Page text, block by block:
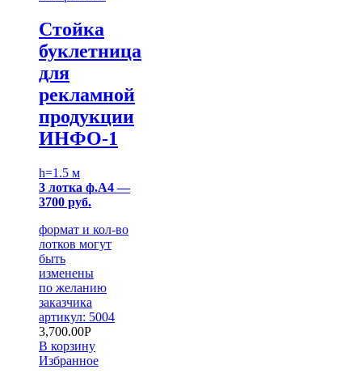
Стойка
буклетница
для
рекламной
продукции
ИНФО-1
h=1.5 м
3 лотка ф.А4 —
3700 руб.
формат и кол-во
лотков могут
быть
изменены
по желанию
заказчика
артикул: 5004
3,700.00Р
В корзину
Избранное